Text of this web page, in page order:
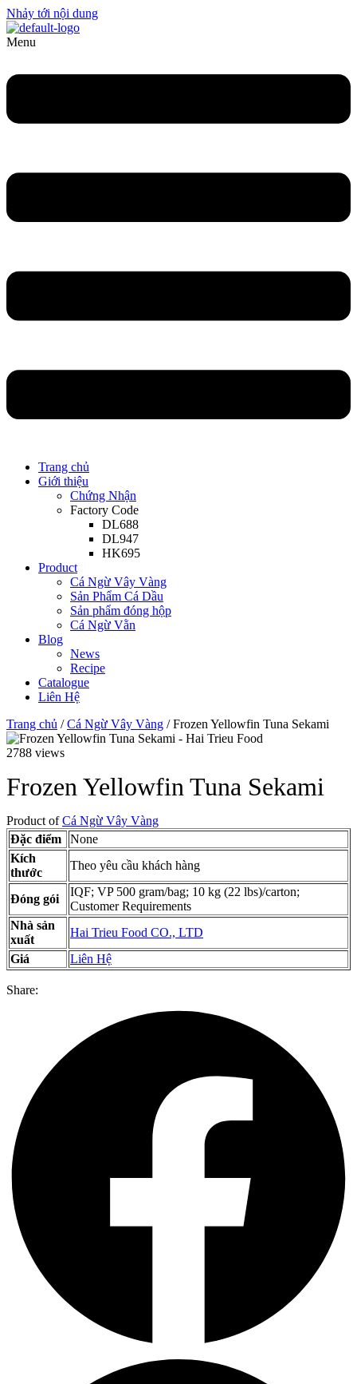
Nhảy tới nội dung
Menu
Trang chủ
Giới thiệu
Chứng Nhận
Factory Code
DL688
DL947
HK695
Product
Cá Ngừ Vây Vàng
Sản Phẩm Cá Dầu
Sản phẩm đóng hộp
Cá Ngừ Vằn
Blog
News
Recipe
Catalogue
Liên Hệ
Trang chủ /Cá Ngừ Vây Vàng / Frozen Yellowfin Tuna Sekami
2788 views
Frozen Yellowfin Tuna Sekami
Product ofCá Ngừ Vây Vàng
Đặc điểm
None
Kích
thước
Theo yêu cầu khách hàng
Đóng gói
IQF; VP 500 gram/bag; 10 kg (22 lbs)/carton;
Customer Requirements
Nhà sản
xuất
Hai Trieu Food CO., LTD
Giá
Liên Hệ
Share: